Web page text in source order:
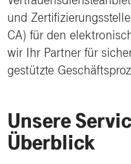
und
CA) für den
wir Ihr Partner für
gestützte
Unsere
Überblick